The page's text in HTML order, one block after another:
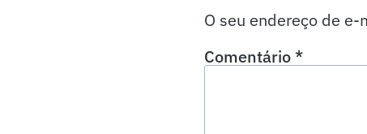
O seu endereço de
Comentário*